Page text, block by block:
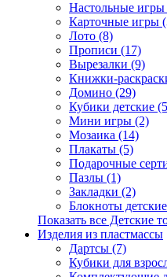
Настольные игры
Карточные игры
Лото (8)
Прописи (17)
Вырезалки (9)
Книжки-
Домино (29)
Кубики детские
Мини игры (2)
Мозаика (14)
Плакаты (5)
Подарочные
Пазлы (1)
Закладки (2)
Блокноты
Показать все Детские
Изделия из пластмассы
Дартсы (7)
Кубики для